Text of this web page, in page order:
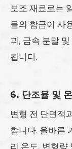
보조 재료로는
들의 합금이 사
괴, 금속 분말
됩니다.
6. 단조율 및
변형 전 단면적
합니다. 올바른
리 온도, 변형량